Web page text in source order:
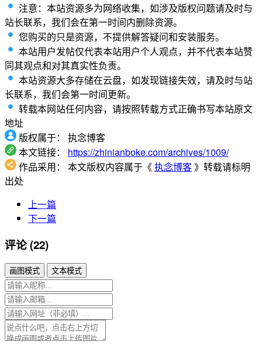
注意：本站资源多为网络收集，如涉及版权问题请及时与
站长联系，我们会在第一时间内删除资源。
您购买的只是资源，不提供解答疑问和安装服务。
本站用户发帖仅代表本站用户个人观点，并不代表本站赞
同其观点和对其真实性负责。
本站资源大多存储在云盘，如发现链接失效，请及时与站
长联系，我们会第一时间更新。
转载本网站任何内容，请按照转载方式正确书写本站原文
地址
版权属于：
执念博客
本文链接：
https://zhinianboke.com/archives/1009/
作品采用：
本文版权内容属于《执念博客》转载请标明
出处
上一篇
下一篇
评论 (22)
画图模式 文本模式